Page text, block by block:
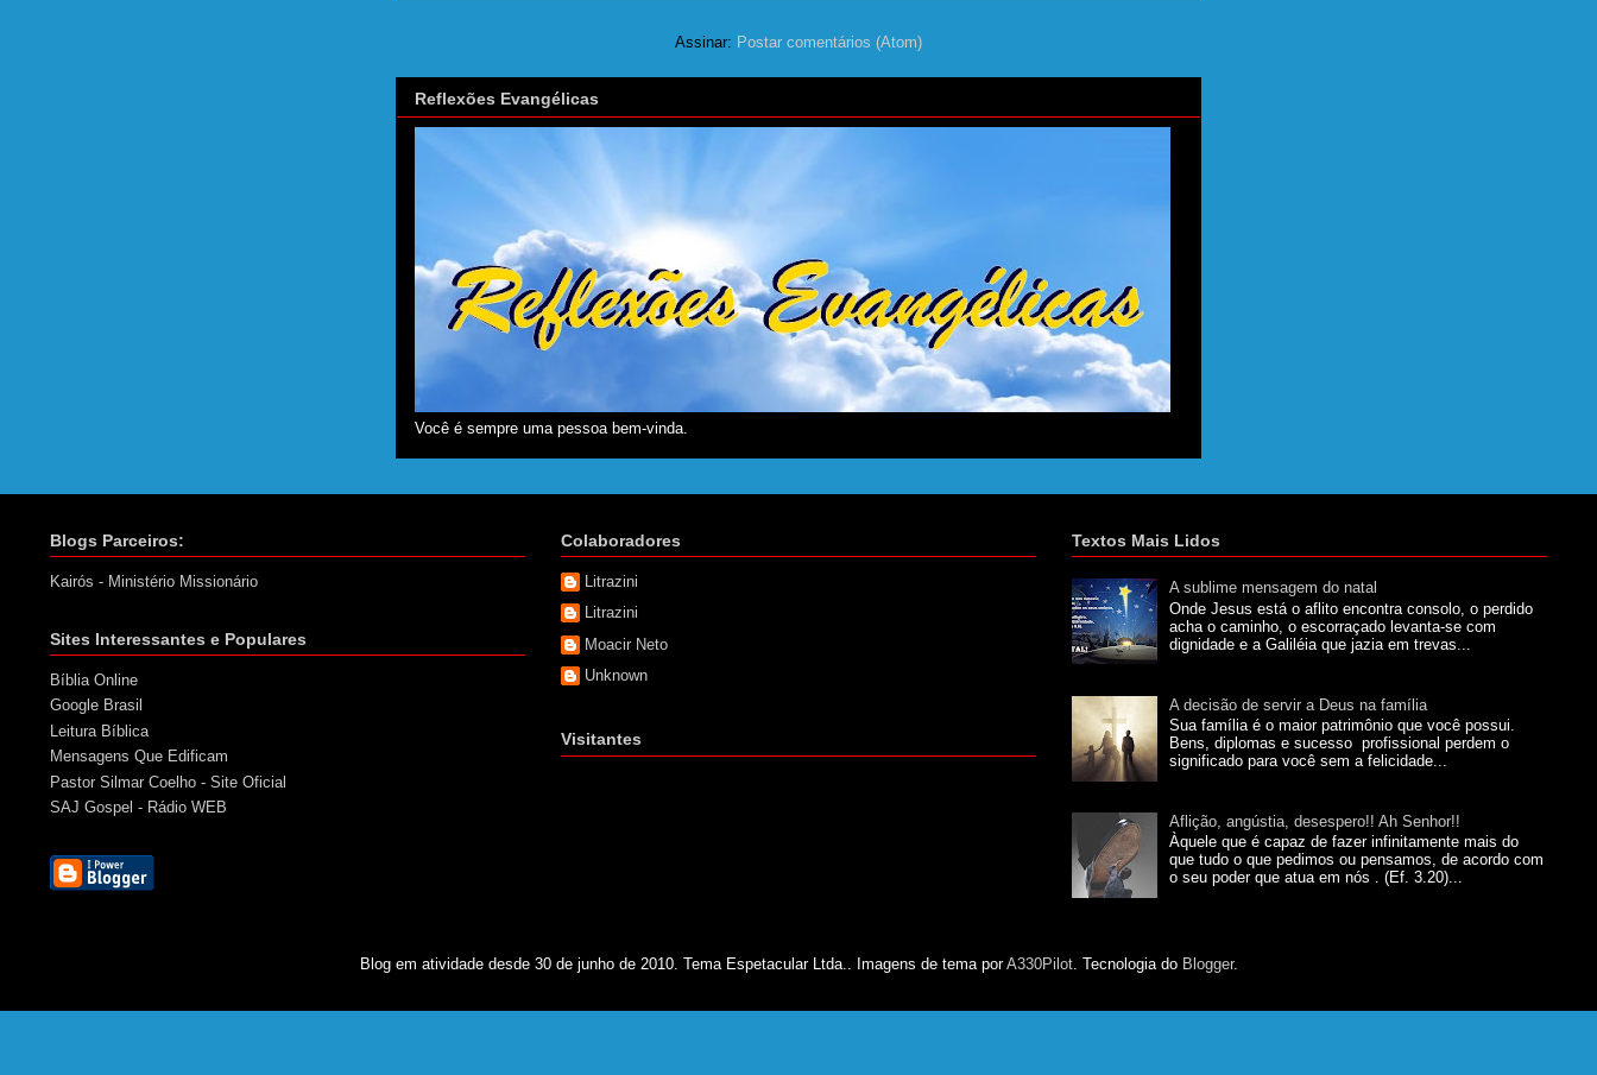
Assinar: Postar comentários (Atom)
Reflexões Evangélicas
Você é sempre uma pessoa bem-vinda.
Blogs Parceiros:
Kairós - Ministério Missionário
Sites Interessantes e Populares
Bíblia Online
Google Brasil
Leitura Bíblica
Mensagens Que Edificam
Pastor Silmar Coelho - Site Oficial
SAJ Gospel - Rádio WEB
Colaboradores
Litrazini
Litrazini
Moacir Neto
Unknown
Visitantes
Textos Mais Lidos
A sublime mensagem do natal
Onde Jesus está o aflito encontra consolo, o perdido
acha o caminho, o escorraçado levanta-se com
dignidade e a Galiléia que jazia em trevas...
A decisão de servir a Deus na família
Sua família é o maior patrimônio que você possui.
Bens, diplomas e sucesso profissional perdem o
significado para você sem a felicidade...
Aflição, angústia, desespero!! Ah Senhor!!
Àquele que é capaz de fazer infinitamente mais do
que tudo o que pedimos ou pensamos, de acordo com
o seu poder que atua em nós . (Ef. 3.20)...
Blog em atividade desde 30 de junho de 2010. Tema Espetacular Ltda.. Imagens de tema porA330Pilot. Tecnologia do Blogger.